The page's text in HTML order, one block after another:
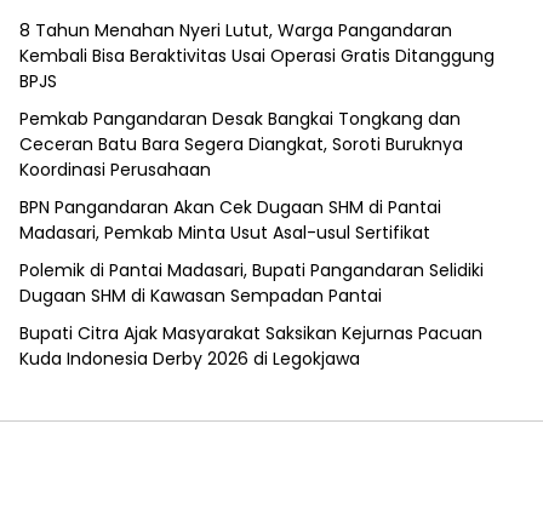
8 Tahun Menahan Nyeri Lutut, Warga Pangandaran
Kembali Bisa Beraktivitas Usai Operasi Gratis Ditanggung
BPJS
Pemkab Pangandaran Desak Bangkai Tongkang dan
Ceceran Batu Bara Segera Diangkat, Soroti Buruknya
Koordinasi Perusahaan
BPN Pangandaran Akan Cek Dugaan SHM di Pantai
Madasari, Pemkab Minta Usut Asal-usul Sertifikat
Polemik di Pantai Madasari, Bupati Pangandaran Selidiki
Dugaan SHM di Kawasan Sempadan Pantai
Bupati Citra Ajak Masyarakat Saksikan Kejurnas Pacuan
Kuda Indonesia Derby 2026 di Legokjawa